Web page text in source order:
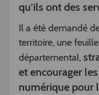
qu’ils ont des
Il a été demandé
territoire, une
départemental,
et encourager
numérique pour